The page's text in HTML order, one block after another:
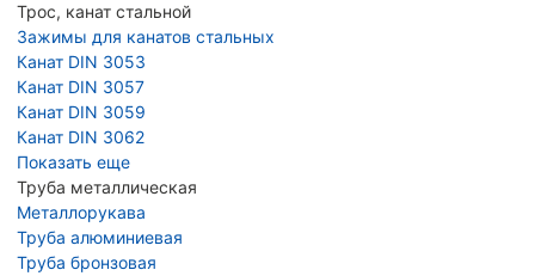
Трос, канат стальной
Зажимы для канатов стальных
Канат DIN 3053
Канат DIN 3057
Канат DIN 3059
Канат DIN 3062
Показать еще
Труба металлическая
Металлорукава
Труба алюминиевая
Труба бронзовая